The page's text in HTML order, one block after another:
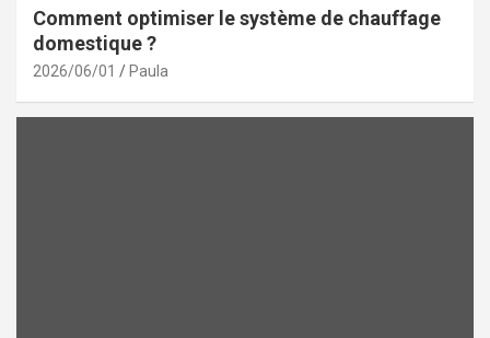
Comment optimiser le système de chauffage
domestique ?
2026/06/01 Paula